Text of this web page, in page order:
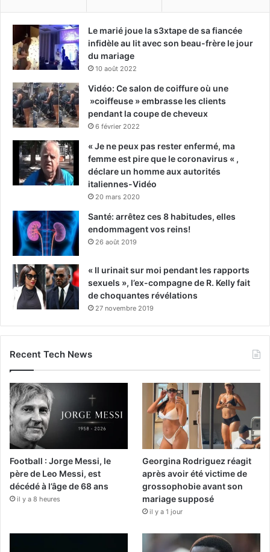
Le marié joue la s3xtape de sa fiancée
infidèle au lit avec son beau-frère le jour
du mariage
10 août 2022
Vidéo: Ce salon de coiffure où une
»coiffeuse » embrasse les clients
pendant la coupe de cheveux
6 février 2022
« Je ne peux pas rester enfermé, ma
femme est pire que le coronavirus « ,
déclare un homme aux autorités
italiennes-Vidéo
20 mars 2020
Santé: arrêtez ces 8 habitudes, elles
endommagent vos reins!
26 août 2019
« Il urinait sur moi pendant les rapports
sexuels », l’ex-compagne de R. Kelly fait
de choquantes révélations
27 novembre 2019
Recent Tech News
Football : Jorge Messi, le
père de Leo Messi, est
décédé à l’âge de 68 ans
il y a 8 heures
Georgina Rodriguez réagit
après avoir été victime de
grossophobie avant son
mariage supposé
il y a 1 jour